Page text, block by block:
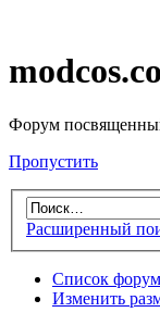
Форум
Пропустить
Расширенный
Список
Изменить